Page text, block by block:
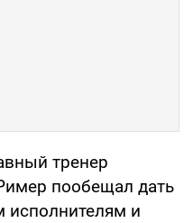
тренер
пообещал дать
и